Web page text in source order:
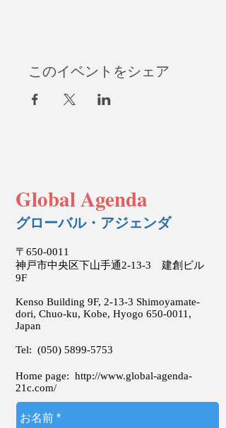
このイベントをシェア
Global Agenda
グローバル・アジェンダ
〒650-0011
神戸市中央区下山手通2-13-3 建創ビル
9F
Kenso Building 9F, 2-13-3 Shimoyamate-
dori, Chuo-ku, Kobe, Hyogo 650-0011 ,
Japan
Tel: (050) 5899-5753
Home page: http://www.global-agenda-
21c.com/